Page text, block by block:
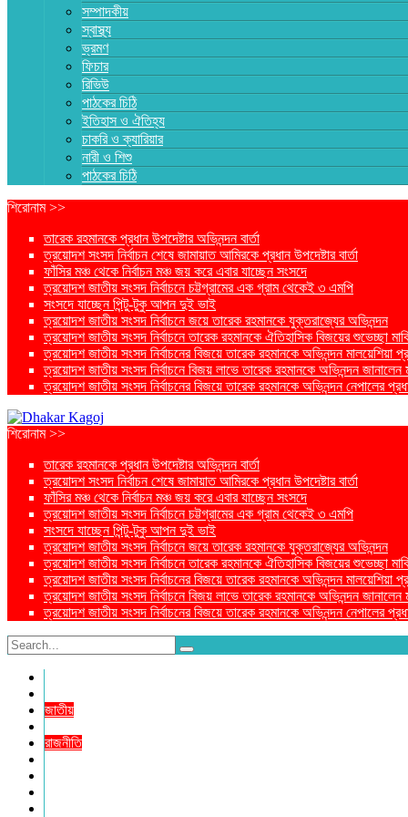
সম্পাদকীয়
স্বাস্থ্য
ভ্রমণ
ফিচার
রিভিউ
পাঠকের চিঠি
ইতিহাস ও ঐতিহ্য
চাকরি ও ক্যারিয়ার
নারী ও শিশু
পাঠকের চিঠি
শিরোনাম >>
তারেক রহমানকে প্রধান উপদেষ্টার অভিনন্দন বার্তা
ত্রয়োদশ সংসদ নির্বাচন শেষে জামায়াত আমিরকে প্রধান উপদেষ্টার বার্তা
ফাঁসির মঞ্চ থেকে নির্বাচন মঞ্চ জয় করে এবার যাচ্ছেন সংসদে
ত্রয়োদশ জাতীয় সংসদ নির্বাচনে চট্টগ্রামের এক গ্রাম থেকেই ৩ এমপি
সংসদে যাচ্ছেন পিন্টু-টুকু আপন দুই ভাই
ত্রয়োদশ জাতীয় সংসদ নির্বাচনে জয়ে তারেক রহমানকে যুক্তরাজ্যের অভিনন্দন
ত্রয়োদশ জাতীয় সংসদ নির্বাচনে তারেক রহমানকে ঐতিহাসিক বিজয়ের শুভেচ্ছা
ত্রয়োদশ জাতীয় সংসদ নির্বাচনের বিজয়ে তারেক রহমানকে অভিনন্দন মালয়েশিয়া
ত্রয়োদশ জাতীয় সংসদ নির্বাচনে বিজয় লাভে তারেক রহমানকে অভিনন্দন জানালেন
ত্রয়োদশ জাতীয় সংসদ নির্বাচনের বিজয়ে তারেক রহমানকে অভিনন্দন নেপালের
শিরোনাম >>
তারেক রহমানকে প্রধান উপদেষ্টার অভিনন্দন বার্তা
ত্রয়োদশ সংসদ নির্বাচন শেষে জামায়াত আমিরকে প্রধান উপদেষ্টার বার্তা
ফাঁসির মঞ্চ থেকে নির্বাচন মঞ্চ জয় করে এবার যাচ্ছেন সংসদে
ত্রয়োদশ জাতীয় সংসদ নির্বাচনে চট্টগ্রামের এক গ্রাম থেকেই ৩ এমপি
সংসদে যাচ্ছেন পিন্টু-টুকু আপন দুই ভাই
ত্রয়োদশ জাতীয় সংসদ নির্বাচনে জয়ে তারেক রহমানকে যুক্তরাজ্যের অভিনন্দন
ত্রয়োদশ জাতীয় সংসদ নির্বাচনে তারেক রহমানকে ঐতিহাসিক বিজয়ের শুভেচ্ছা
ত্রয়োদশ জাতীয় সংসদ নির্বাচনের বিজয়ে তারেক রহমানকে অভিনন্দন মালয়েশিয়া
ত্রয়োদশ জাতীয় সংসদ নির্বাচনে বিজয় লাভে তারেক রহমানকে অভিনন্দন জানালেন
ত্রয়োদশ জাতীয় সংসদ নির্বাচনের বিজয়ে তারেক রহমানকে অভিনন্দন নেপালের
জাতীয়
রাজনীতি